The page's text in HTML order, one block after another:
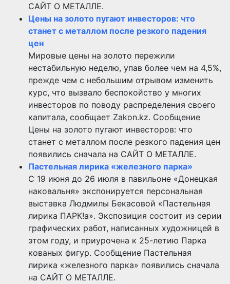
САЙТ О МЕТАЛЛЕ.
Цены на золото пугают инвесторов: что
станет с металлом после резкого падения
цен
Мировые цены на золото пережили
нестабильную неделю, упав более чем на 4,5%,
прежде чем с небольшим отрывом изменить
курс, что вызвало беспокойство у многих
инвесторов по поводу распределения своего
капитала, сообщает Zakon.kz. Сообщение
Цены на золото пугают инвесторов: что
станет с металлом после резкого падения цен
появились сначала на САЙТ О МЕТАЛЛЕ.
Пастельная лирика «железного парка»
С 19 июня до 26 июля в павильоне «Донецкая
наковальня» экспонируется персональная
выставка Людмилы Бекасовой «Пастельная
лирика ПАРК!а». Экспозиция состоит из серии
графических работ, написанных художницей в
этом году, и приурочена к 25-летию Парка
кованых фигур. Сообщение Пастельная
лирика «железного парка» появились сначала
на САЙТ О МЕТАЛЛЕ.